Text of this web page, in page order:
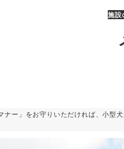
施設
ナー」をお守りいただければ、小